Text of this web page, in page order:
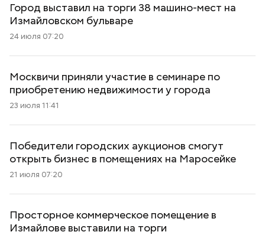
Город выставил на торги 38 машино-мест на
Измайловском бульваре
24 июля 07:20
Москвичи приняли участие в семинаре по
приобретению недвижимости у города
23 июля 11:41
Победители городских аукционов смогут
открыть бизнес в помещениях на Маросейке
21 июля 07:20
Просторное коммерческое помещение в
Измайлове выставили на торги